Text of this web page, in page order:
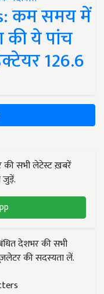
कम समय में
की ये पांच
126.6
की सभी लेटेस्ट ख़बरें
जुड़ें.
देशभर की सभी
की सदस्यता लें.